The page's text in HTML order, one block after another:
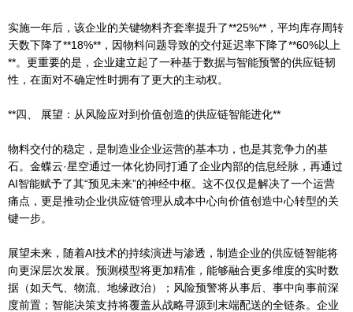
实施一年后，该企业的关键物料齐套率提升了**25%**，平均库存周转
天数下降了**18%**，因物料问题导致的交付延迟率下降了**60%以上
**。更重要的是，企业建立起了一种基于数据与智能预警的供应链韧
性，在面对不确定性时拥有了更大的主动权。
**四、 展望：从风险应对到价值创造的供应链智能进化**
物料交付的稳定，是制造业企业运营的基本功，也是其竞争力的基
石。金蝶云·星空通过一体化协同打通了企业内部的信息经脉，再通过
AI智能赋予了其“预见未来”的神经中枢。这不仅仅是解决了一个运营
痛点，更是推动企业供应链管理从成本中心向价值创造中心转型的关
键一步。
展望未来，随着AI技术的持续演进与渗透，制造企业的供应链智能将
向更深层次发展。预测模型将更加精准，能够融合更多维度的实时数
据（如天气、物流、地缘政治）；风险预警将从事后、事中向事前深
度前置；智能决策支持将覆盖从战略寻源到末端配送的全链条。企业